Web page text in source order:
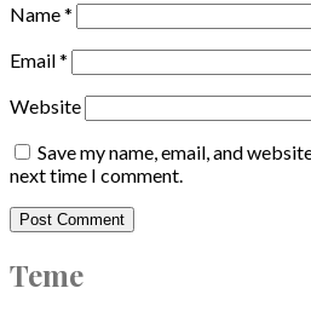
Name*
Email*
Website
Save my name, email, and
next time I comment.
Teme